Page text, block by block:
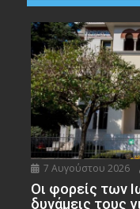
7 Αυγούστου 2026
Οι φορείς των
δυνάμεις τους